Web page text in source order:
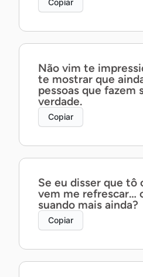
Copiar
Não vim te
te mostrar que
pessoas que fazem
verdade.
Copiar
Se eu disser que tô
vem me refrescar…
suando mais ainda?
Copiar